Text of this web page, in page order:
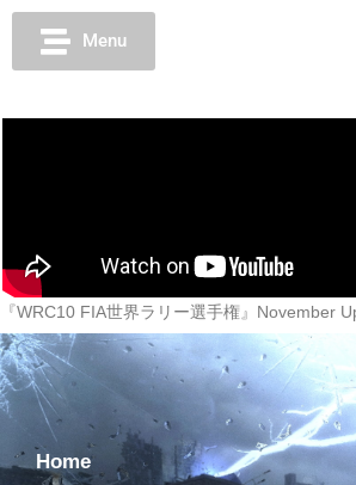
Menu
『WRC10 FIA世界ラリー選手権』November
Home